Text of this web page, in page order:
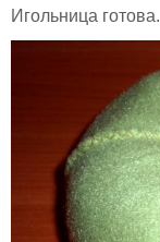
Игольница готова.